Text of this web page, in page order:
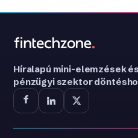
Híralapú mini-elemzések
pénzügyi szektor